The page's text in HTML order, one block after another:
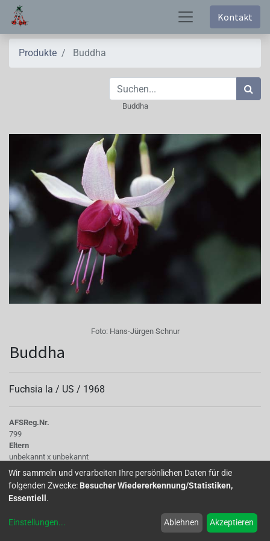
Kontakt
Produkte Buddha
Buddha
Foto: Hans-Jürgen Schnur
Buddha
Fuchsia la / US / 1968
AFSReg.Nr.
799
Eltern
unbekannt x unbekannt
Tubus
dick, weiß mit rotem Hauch. Fruchtknoten: grün
Sepalen
außen: weiß mit rosa Anflug Sepalen innen: weiß mit hellrotem Hauch,
gekreppt Sepalenform: 4  5 cm lang, stehen ungeordnet u. z. T. gedreht
waagerecht bis hoch
Wir sammeln und verarbeiten Ihre persönlichen Daten für die
folgenden Zwecke: Besucher Wiedererkennung/Statistiken,
Essentiell .
Einstellungen... Ablehnen Akzeptieren